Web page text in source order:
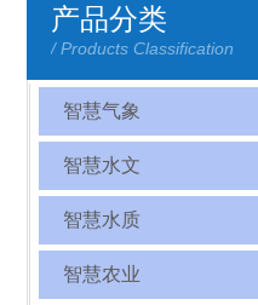
产品分类
/ Products Classification
智慧气象
智慧水文
智慧水质
智慧农业